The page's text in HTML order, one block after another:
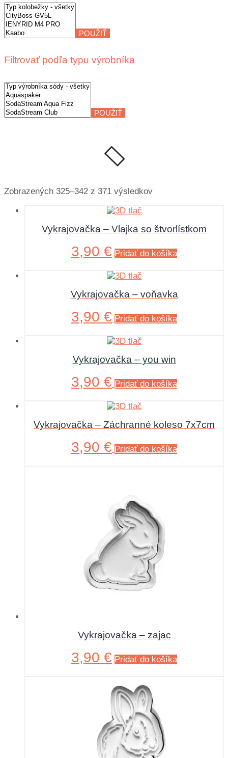
POUŽIŤ
Filtrovať podľa typu výrobníka
POUŽIŤ
Zobrazených 325–342 z 371 výsledkov
Vykrajovačka – Vlajka so štvorlístkom
3,90 € Pridať do košíka
Vykrajovačka – voňavka
3,90 € Pridať do košíka
Vykrajovačka – you win
3,90 € Pridať do košíka
Vykrajovačka – Záchranné koleso 7x7cm
3,90 € Pridať do košíka
Vykrajovačka – zajac
3,90 € Pridať do košíka